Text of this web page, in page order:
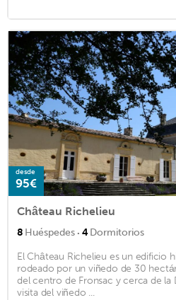
desde
95€
Château Richelieu
8 Huéspedes · 4Dormitorios
El Château Richelieu es un edificio
rodeado por un viñedo de 30
del centro de Fronsac y cerca de la
visita del viñedo ...